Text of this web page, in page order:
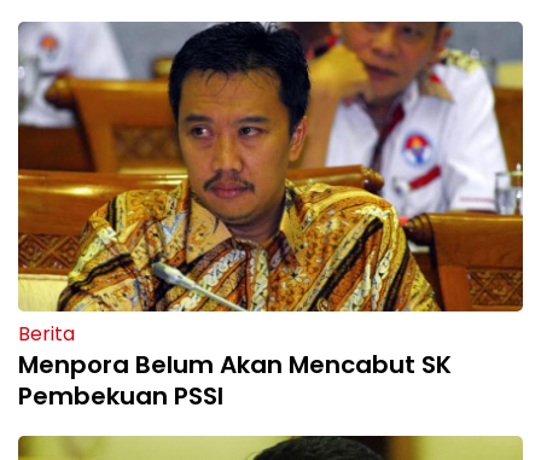
Berita
Menpora Belum Akan Mencabut SK
Pembekuan PSSI